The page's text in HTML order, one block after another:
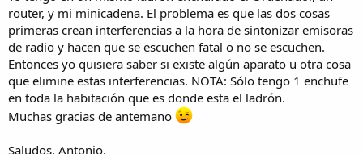
o
router, y mi minicadena. El problema es que las dos cosas
primeras crean interferencias a la hora de sintonizar emisoras
de radio y hacen que se escuchen fatal o no se escuchen.
Entonces yo quisiera saber si existe algún aparato u otra cosa
que elimine estas interferencias. NOTA: Sólo tengo 1 enchufe
en toda la habitación que es donde esta el ladrón.
Muchas gracias de antemano
Saludos. Antonio.